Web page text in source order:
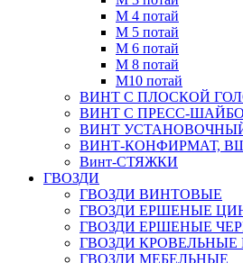
М 4 потай
М 5 потай
М 6 потай
М 8 потай
М10 потай
ВИНТ С ПЛОСКОЙ
ВИНТ С ПРЕСС-
ВИНТ УСТАНОВОЧНЫЙ
ВИНТ-КОНФИРМАТ,
Винт-СТЯЖКИ
ГВОЗДИ
ГВОЗДИ ВИНТОВЫЕ
ГВОЗДИ ЕРШЕНЫЕ
ГВОЗДИ ЕРШЕНЫЕ
ГВОЗДИ КРОВЕЛЬНЫЕ
ГВОЗДИ МЕБЕЛЬНЫЕ